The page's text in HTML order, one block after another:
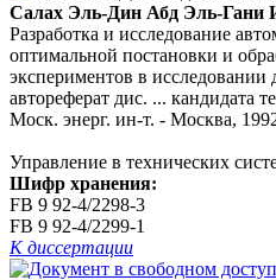
Салах Эль-Дин Абд Эль-Гани
Разработка и исследование
оптимальной постановки и
экспериментов в исследовании
автореферат дис. ... кандидата
Моск. энерг. ин-т. - Москва,
Управление в технических
Шифр хранения:
FB 9 92-4/2298-3
FB 9 92-4/2299-1
К диссертации